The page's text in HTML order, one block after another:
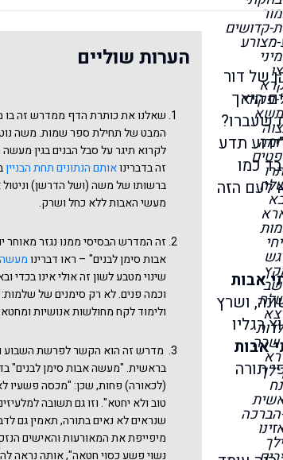
קדושים
מצורע
צו
פקודי
תשא
שרה
נח
הברכה
של דור
היאך
שעברו?
תדע
כמו
לעם הזה
אבות
ושרץ
רגליו
אבות
תורה
הערות שוליים
שאלנו את כותרת הדף ממדרש זה
המבט של תחילת ספר שמות. משה
לקרוא תיגר על סבל הבנים בגין
זה בדברינואותם הנתונים תחת הבניין
ברשותו של משה (ושל הדרשן)
מעשי האבות ללא כחל ושרק.
זה המדרש הבסיסי ממנו נגזר מאוחר
אבות סימן לבנים" – ראו דברינומעשה
שינוי מטבע לשון זה אולי אינו בכדי
וכמה פנים. לא רק סימנים של
ולימוד לקח מחולשות אנושיות
מדרש זה הוא הקשר לפרשת השבוע
בראשית. "מעשה אבות סימן לבנים"
(לכאורה) פחות, שכן: "מכסה פשעיו
טוב ולא יחטא". וזו גם תשובה
שנראים לא נאים בתורה, תאמין גם
מיפייפת את המאורעות והאישים
נשוי פשע כסוי חטאה", אותה נראה